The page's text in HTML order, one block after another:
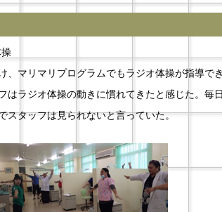
操
、マリマリプログラムでもラジオ体操が指導で
はラジオ体操の動きに慣れてきたと感じた。毎
スタッフは見られないと言っていた。